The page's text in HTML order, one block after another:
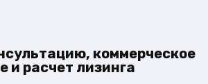
коммерческое
и расчет лизинга